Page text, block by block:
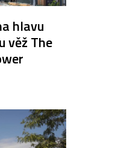
hlavu
věž The